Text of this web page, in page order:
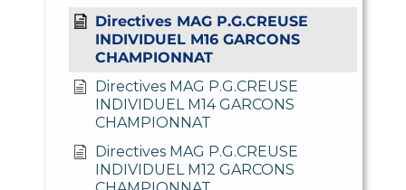
Directives MAG P.G.CREUSE
INDIVIDUEL M16 GARCONS
CHAMPIONNAT
Directives MAG P.G.CREUSE
INDIVIDUEL M14 GARCONS
CHAMPIONNAT
Directives MAG P.G.CREUSE
INDIVIDUEL M12 GARCONS